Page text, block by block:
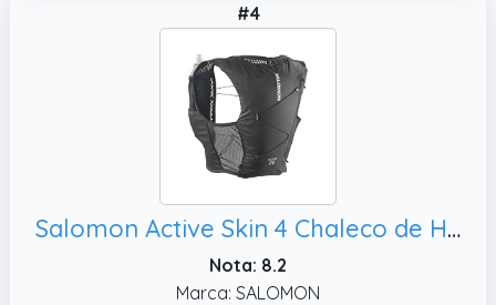
#4
Salomon Active Skin 4 Chaleco de Hidratación Trail Running Senderismo Trail Running Senderismo MTBcon frascos de hidratación incluidos, XS
Nota: 8.2
Marca: SALOMON